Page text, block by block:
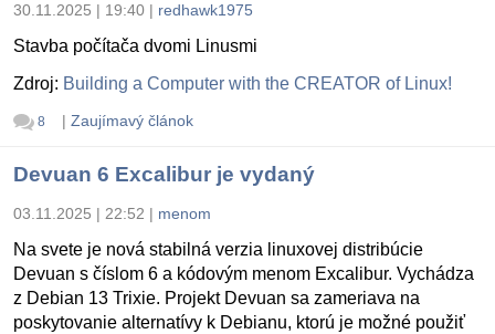
30.11.2025 | 19:40 | redhawk1975
Stavba počítača dvomi Linusmi
Zdroj: Building a Computer with the CREATOR of Linux!
8 | Zaujímavý článok
Devuan 6 Excalibur je vydaný
03.11.2025 | 22:52 | menom
Na svete je nová stabilná verzia linuxovej distribúcie
Devuan s číslom 6 a kódovým menom Excalibur. Vychádza
z Debian 13 Trixie. Projekt Devuan sa zameriava na
poskytovanie alternatívy k Debianu, ktorú je možné použiť